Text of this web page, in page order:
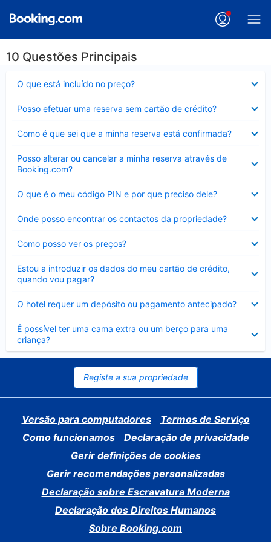
10 Questões Principais
O que está incluído no preço?
fechado
Posso efetuar uma reserva sem cartão de crédito?
fechado
Como é que sei que a minha reserva está confirmada?
fechado
Posso alterar ou cancelar a minha reserva através de
Booking.com?
fechado
O que é o meu código PIN e por que preciso dele?
fechado
Onde posso encontrar os contactos da propriedade?
fechado
Como posso ver os preços?
fechado
Estou a introduzir os dados do meu cartão de crédito,
quando vou pagar?
fechado
O hotel requer um depósito ou pagamento antecipado?
fechado
É possível ter uma cama extra ou um berço para uma
criança?
Elemento
fechado
Registe a sua propriedade
Versão para computadores
Termos de Serviço
Como funcionamos
Declaração de privacidade
Gerir definições de cookies
Gerir recomendações personalizadas
Declaração sobre Escravatura Moderna
Declaração dos Direitos Humanos
Sobre Booking.com